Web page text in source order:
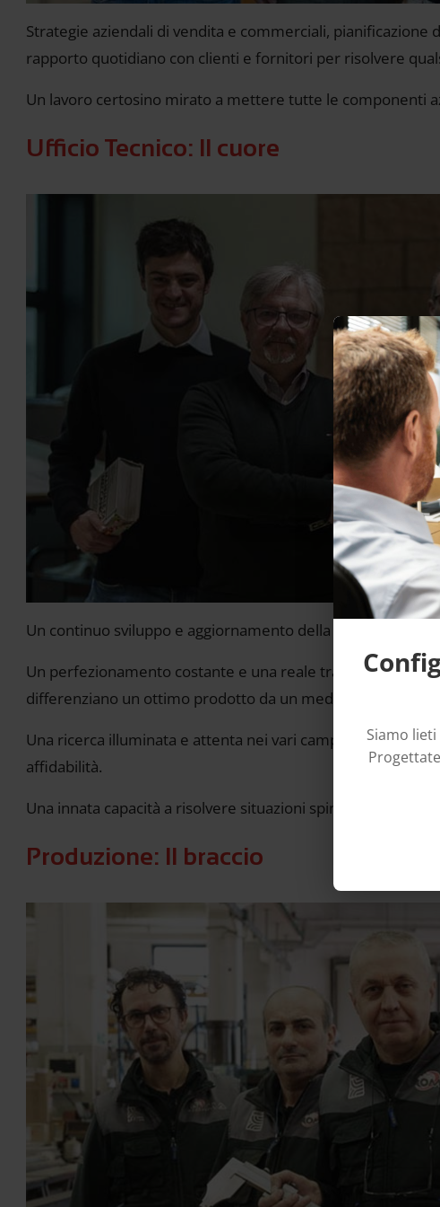
Siamo
Strategie aziendali di vendita e commerciali,
rapporto quotidiano con clienti e fornitori per risolvere
Un lavoro certosino mirato a mettere tutte le componenti
Ufficio Tecnico: Il cuore
Un continuo sviluppo e aggiornamento della produzione.
Un perfezionamento costante e una reale trasposizione
differenziano un ottimo prodotto da un mediocre surrogato.
Una ricerca illuminata e attenta nei vari campi
affidabilità.
Una innata capacità a risolvere situazioni spinose, richieste
Produzione: Il braccio